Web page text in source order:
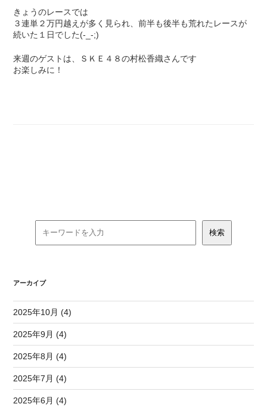
きょうのレースでは
３連単２万円越えが多く見られ、前半も後半も荒れたレースが
続いた１日でした(-_-;)
来週のゲストは、ＳＫＥ４８の村松香織さんです
お楽しみに！
アーカイブ
2025年10月 (4)
2025年9月 (4)
2025年8月 (4)
2025年7月 (4)
2025年6月 (4)